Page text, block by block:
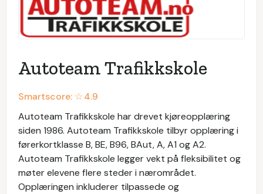
Autoteam Trafikkskole
Smartscore: ☆4.9
Autoteam Trafikkskole har drevet kjøreopplæring
siden 1986. Autoteam Trafikkskole tilbyr opplæring i
førerkortklasse B, BE, B96, BAut, A, A1 og A2.
Autoteam Trafikkskole legger vekt på fleksibilitet og
møter elevene flere steder i nærområdet.
Opplæringen inkluderer tilpassede og